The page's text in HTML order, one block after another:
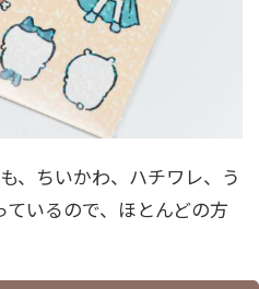
、ちいかわ、ハチワレ、う
いるので、ほとんどの方